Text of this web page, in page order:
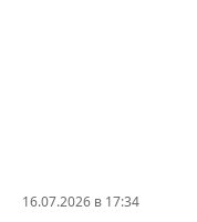
16.07.2026 в 17:34